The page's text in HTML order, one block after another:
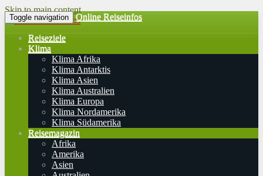
Skip to main content
Toggle navigation Online Reiseinfos
Reiseziele
Klima
Klima Afrika
Klima Antarktis
Klima Asien
Klima Australien
Klima Europa
Klima Nordamerika
Klima Südamerika
Reisemagazin
Afrika
Amerika
Asien